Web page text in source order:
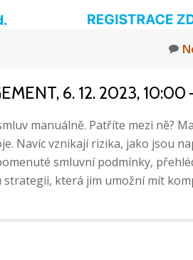
6. 12. 2023, 10:00
manuálně. Patříte mezi ně?
Navíc vznikají rizika, jako jsou
smluvní podmínky,
která jim umožní mít